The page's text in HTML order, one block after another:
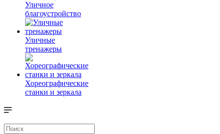
Уличное
благоустройство
Уличные
тренажеры
Хореографические
станки и зеркала